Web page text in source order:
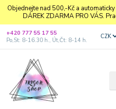
Objednejte nad 500,-Kč a
DÁREK ZDARMA PRO VÁS.
CZK
+420 777 55 17 55
Po,St: 8-16.30 h., Út,Čt: 8-14 h.